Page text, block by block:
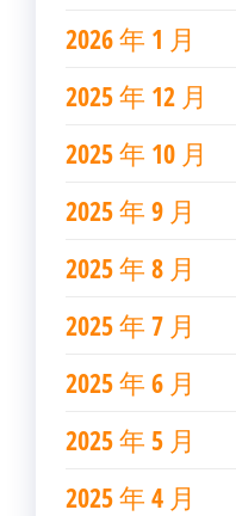
2026 年 1 月
2025 年 12 月
2025 年 10 月
2025 年 9 月
2025 年 8 月
2025 年 7 月
2025 年 6 月
2025 年 5 月
2025 年 4 月